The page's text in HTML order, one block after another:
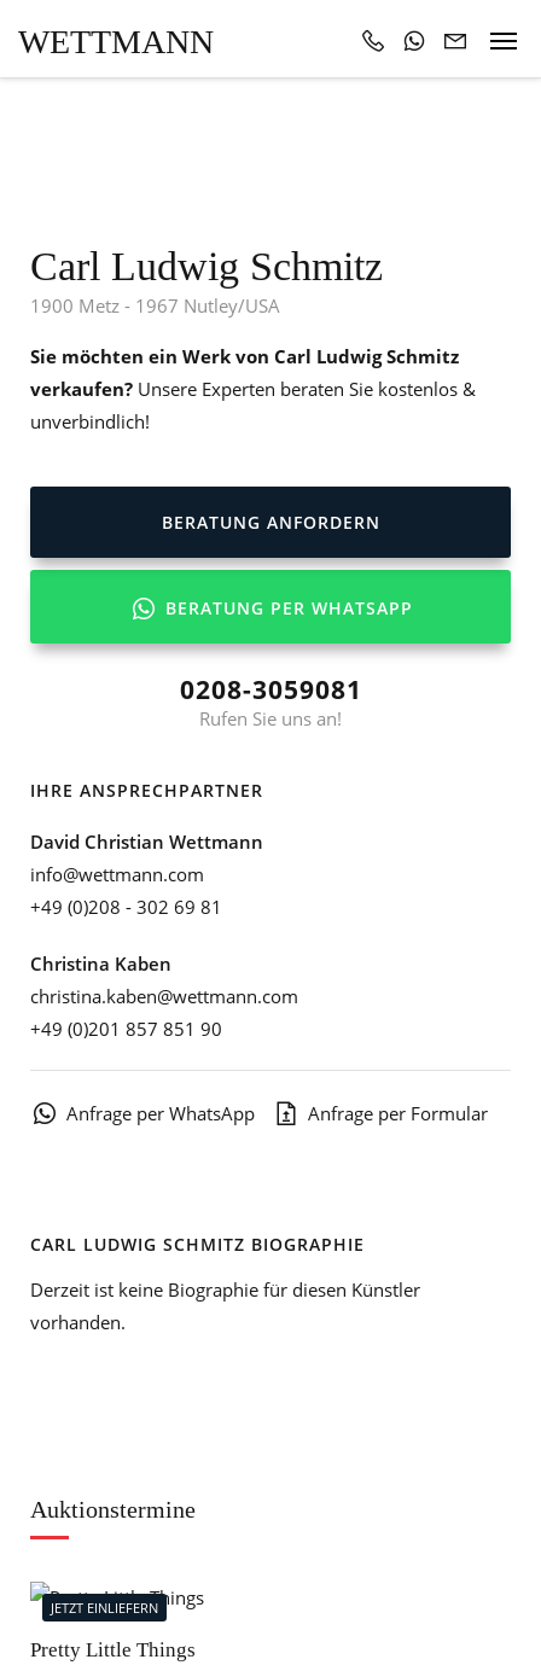
WETTMANN
Carl Ludwig Schmitz
1900 Metz - 1967 Nutley/USA
Sie möchten ein Werk von Carl Ludwig Schmitz
verkaufen? Unsere Experten beraten Sie kostenlos &
unverbindlich!
BERATUNG ANFORDERN
BERATUNG PER WHATSAPP
0208-3059081
Rufen Sie uns an!
IHRE ANSPRECHPARTNER
David Christian Wettmann
info@wettmann.com
+49 (0)208 - 302 69 81
Christina Kaben
christina.kaben@wettmann.com
+49 (0)201 857 851 90
Anfrage per WhatsApp Anfrage per Formular
CARL LUDWIG SCHMITZ BIOGRAPHIE
Derzeit ist keine Biographie für diesen Künstler
vorhanden.
Auktionstermine
JETZT EINLIEFERN
Pretty Little Things